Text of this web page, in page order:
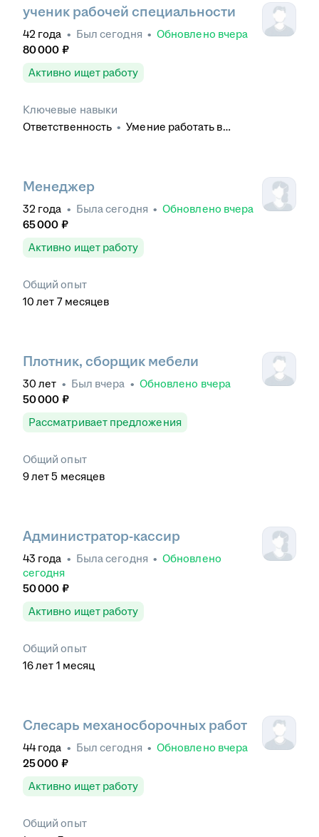
ученик рабочей специальности
42 года • Был сегодня • Обновлено вчера
80 000 ₽
Активно ищет работу
Ключевые навыки
Ответственность • Умение работать в
Менеджер
32 года • Быласегодня • Обновлено вчера
65 000 ₽
Активно ищет работу
Общий опыт
10 лет 7 месяцев
Плотник, сборщик мебели
30 лет • Был вчера • Обновлено вчера
50 000 ₽
Рассматривает предложения
Общий опыт
9лет 5 месяцев
Администратор-кассир
43 года • Быласегодня • Обновлено
сегодня
50 000 ₽
Активно ищет работу
Общий опыт
16лет 1 месяц
Слесарь механосборочных работ
44 года • Был сегодня • Обновлено вчера
25 000 ₽
Активно ищет работу
Общий опыт